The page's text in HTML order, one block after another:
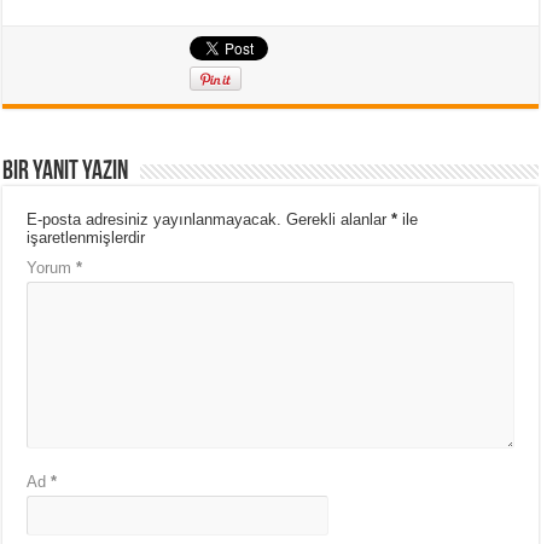
Bir yanıt yazın
E-posta adresiniz yayınlanmayacak. Gerekli alanlar* ile
işaretlenmişlerdir
Yorum*
Ad*